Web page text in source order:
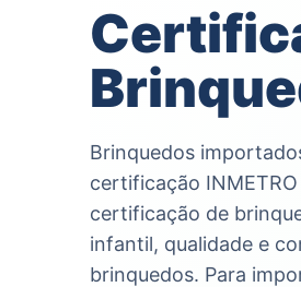
Brinquedos
certificação
certificação de
infantil, qualidade e
brinquedos. Para